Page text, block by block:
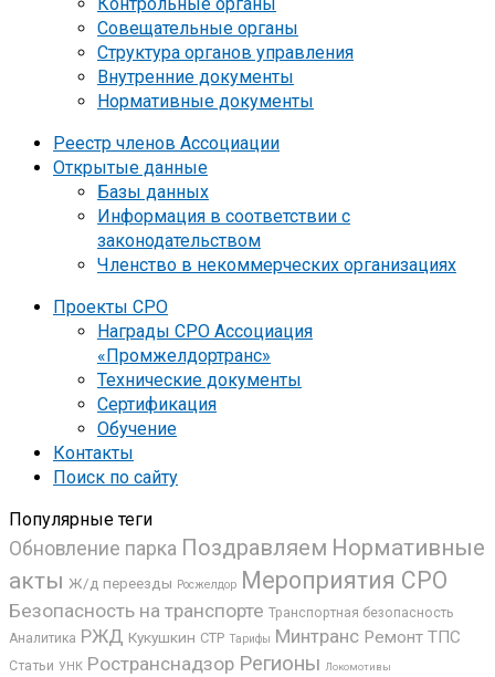
Совещательные органы
Структура органов управления
Внутренние документы
Нормативные документы
Реестр членов Ассоциации
Открытые данные
Базы данных
Информация в соответствии с
законодательством
Членство в некоммерческих организациях
Проекты СРО
Награды СРО Ассоциация
«Промжелдортранс»
Технические документы
Сертификация
Обучение
Контакты
Поиск по сайту
Популярные теги
Обновление парка Поздравляем Нормативные
акты Ж/д переезды Росжелдор Мероприятия СРО
Безопасность на транспорте Транспортная безопасность
Аналитика РЖД Кукушкин СТР Тарифы Минтранс Ремонт ТПС
Статьи УНК Ространснадзор Регионы Локомотивы